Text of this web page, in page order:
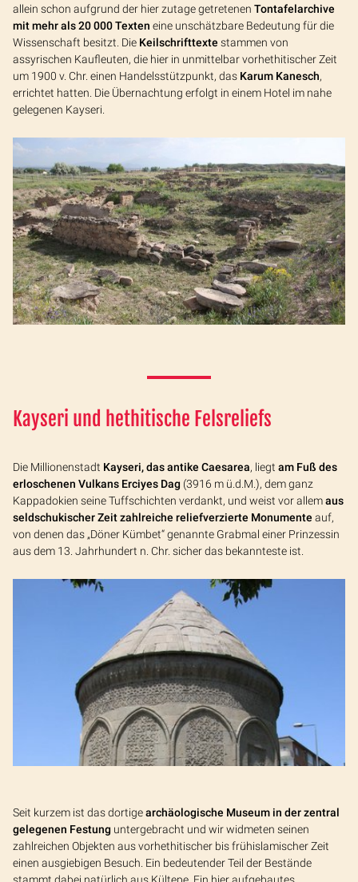
allein schon aufgrund der hier zutage getretenen Tontafelarchive
mit mehr als 20 000 Texten eine unschätzbare Bedeutung für die
Wissenschaft besitzt. Die Keilschrifttexte stammen von
assyrischen Kaufleuten, die hier in unmittelbar vorhethitischer Zeit
um 1900 v. Chr. einen Handelsstützpunkt, das Karum Kanesch,
errichtet hatten. Die Übernachtung erfolgt in einem Hotel im nahe
gelegenen Kayseri.
Kayseri und hethitische Felsreliefs
Die Millionenstadt Kayseri, das antike Caesarea, liegt am Fuß des
erloschenen Vulkans Erciyes Dag (3916 m ü.d.M.), dem ganz
Kappadokien seine Tuffschichten verdankt, und weist vor allemaus
seldschukischer Zeit zahlreiche reliefverzierte Monumente auf,
von denen das „Döner Kümbet“ genannte Grabmal einer Prinzessin
aus dem 13. Jahrhundert n. Chr. sicher das bekannteste ist.
Seit kurzem ist das dortigearchäologische Museum in der zentral
gelegenen Festung untergebracht und wir widmeten seinen
zahlreichen Objekten aus vorhethitischer bis frühislamischer Zeit
einen ausgiebigen Besuch. Ein bedeutender Teil der Bestände